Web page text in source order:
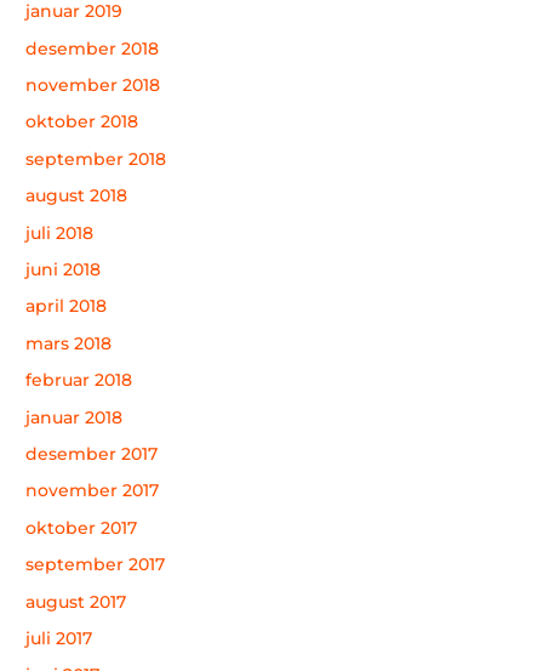
januar 2019
desember 2018
november 2018
oktober 2018
september 2018
august 2018
juli 2018
juni 2018
april 2018
mars 2018
februar 2018
januar 2018
desember 2017
november 2017
oktober 2017
september 2017
august 2017
juli 2017